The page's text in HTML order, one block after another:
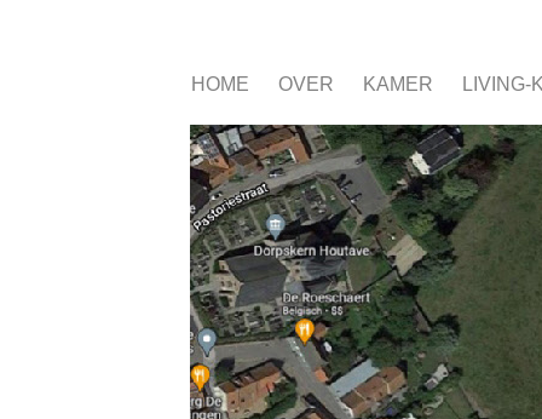
HOME OVER KAMER LIVING-